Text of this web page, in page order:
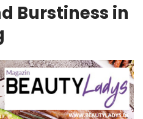
Burstiness in